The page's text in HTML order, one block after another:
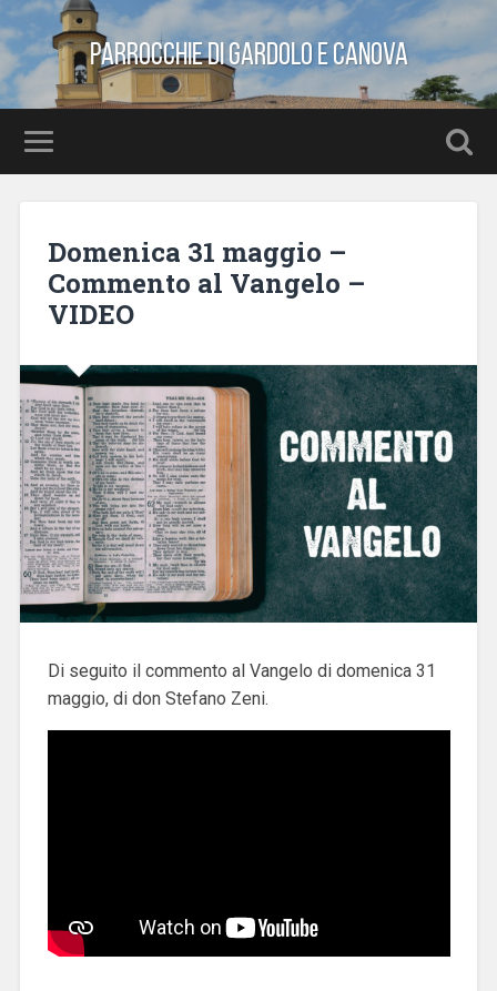
Parrocchie di Gardolo e Canova
Domenica 31 maggio –
Commento al Vangelo –
VIDEO
Di seguito il commento al Vangelo di domenica 31
maggio, di don Stefano Zeni.